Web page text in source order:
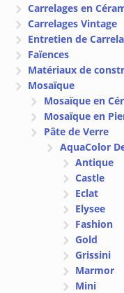
Carrelages en
Carrelages Vintage
Entretien de
Faïences
Matériaux de
Mosaïque
Mosaïque en
Mosaïque en
Pâte de Verre
AquaColor
Antique
Castle
Eclat
Elysee
Fashion
Gold
Grissini
Marmor
Mini